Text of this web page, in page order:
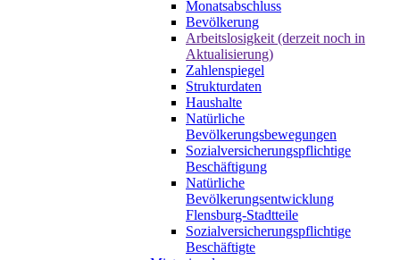
Monatsabschluss
Bevölkerung
Arbeitslosigkeit (derzeit noch in
Aktualisierung)
Zahlenspiegel
Strukturdaten
Haushalte
Natürliche
Bevölkerungsbewegungen
Sozialversicherungspflichtige
Beschäftigung
Natürliche
Bevölkerungsentwicklung
Flensburg-Stadtteile
Sozialversicherungspflichtige
Beschäftigte